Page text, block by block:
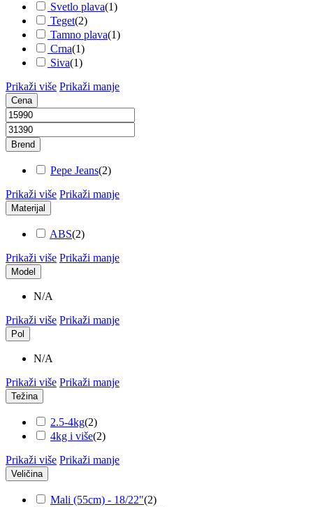
Svetlo plava(1)
Teget(2)
Tamno plava(1)
Crna(1)
Siva(1)
Prikaži više Prikaži manje
Cena
Brend
Pepe Jeans(2)
Prikaži više Prikaži manje
Materijal
ABS(2)
Prikaži više Prikaži manje
Model
N/A
Prikaži više Prikaži manje
Pol
N/A
Prikaži više Prikaži manje
Težina
2.5-4kg(2)
4kg i više(2)
Prikaži više Prikaži manje
Veličina
Mali (55cm) - 18/22"(2)